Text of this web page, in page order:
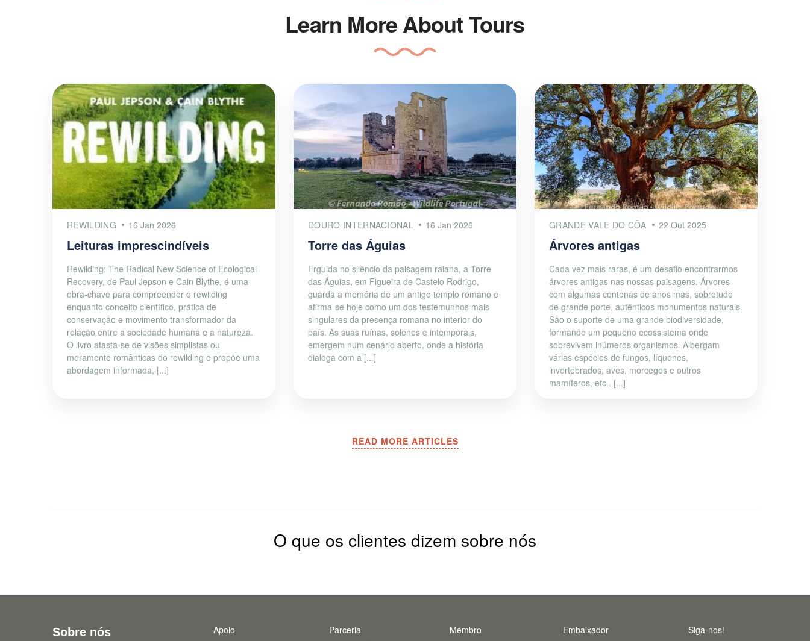
Learn More About Tours
REWILDING 16 Jan 2026
Leituras imprescindíveis
Rewilding: The Radical New Science of Ecological
Recovery, de Paul Jepson e Cain Blythe, é uma
obra-chave para compreender o rewilding
enquanto conceito científico, prática de
conservação e movimento transformador da
relação entre a sociedade humana e a natureza.
O livro afasta-se de visões simplistas ou
meramente românticas do rewilding e propõe uma
abordagem informada, [...]
DOURO INTERNACIONAL 16 Jan 2026
Torre das Águias
Erguida no silêncio da paisagem raiana, a Torre
das Águias, em Figueira de Castelo Rodrigo,
guarda a memória de um antigo templo romano e
afirma-se hoje como um dos testemunhos mais
singulares da presença romana no interior do
país. As suas ruínas, solenes e intemporais,
emergem num cenário aberto, onde a história
dialoga com a [...]
GRANDE VALE DO CÔA 22 Out 2025
Árvores antigas
Cada vez mais raras, é um desafio encontrarmos
árvores antigas nas nossas paisagens. Árvores
com algumas centenas de anos mas, sobretudo
de grande porte, autênticos monumentos naturais.
São o suporte de uma grande biodiversidade,
formando um pequeno ecossistema onde
sobrevivem inúmeros organismos. Albergam
várias espécies de fungos, líquenes,
invertebrados, aves, morcegos e outros
mamíferos, etc.. [...]
READ MORE ARTICLES
O que os clientes dizem sobre nós
Sobre nós Apoio Parceria Membro Embaixador Siga-nos!